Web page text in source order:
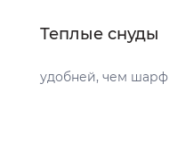
Теплые снуды
удобней, чем шарф